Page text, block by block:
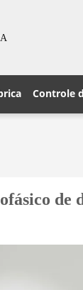
Controle
de